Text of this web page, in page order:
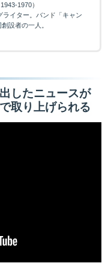
1970）
ライター。バンド「キャン
設者の一人。
したニュースが
取り上げられる